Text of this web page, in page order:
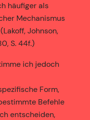
häufiger als
Mechanismus
Johnson,
S. 44f.)
ich jedoch
Form,
Befehle
entscheiden,